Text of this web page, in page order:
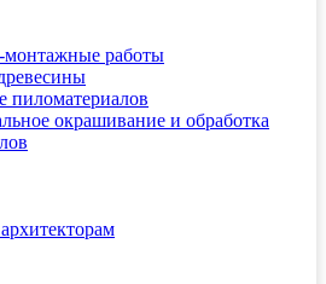
монтажные работы
пиломатериалов
окрашивание и обработка